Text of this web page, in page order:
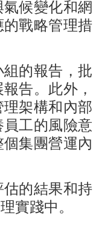
候變化和網
戰略管理措
的報告，批
告。此外，
架構和內部
工的風險意
集團營運內
的結果和持
實踐中。